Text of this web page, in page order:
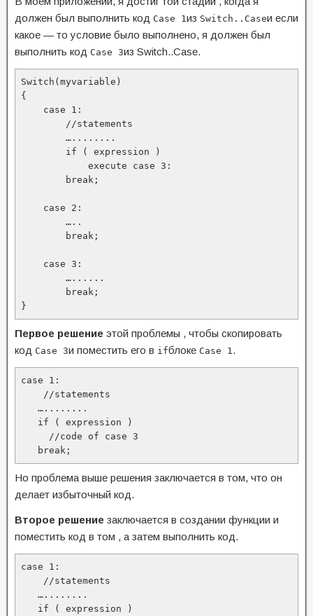
должен был выполнить код Case 1из Switch..Caseи если
какое — то условие было выполнено, я должен был
выполнить код Case 3из Switch..Case.
Switch(myvariable)
{
    case 1:
        //statements
        …........
        if ( expression )
            execute case 3:
        break;
    case 2:
        …..
        break;
    case 3:
        …......
        break;
}
Первое решение этой проблемы , чтобы скопировать
код Case 3и поместить его в ifблоке Case 1.
case 1:
    //statements
   …........
   if ( expression )
     //code of case 3
   break;
Но проблема выше решения заключается в том, что он
делает избыточный код.
Второе решение заключается в создании функции и
поместить код в том , а затем выполнить код.
case 1:
    //statements
   …........
   if ( expression )